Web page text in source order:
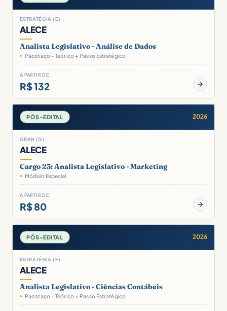
ESTRATÉGIA (E)
ALECE
Analista Legislativo - Análise de Dados
Pacotaço - Teórico + Passo Estratégico
A PARTIR DE
R$ 132
PÓS-EDITAL 2026
GRAN (G)
ALECE
Cargo 23: Analista Legislativo - Marketing
Módulo Especial
A PARTIR DE
R$ 80
PÓS-EDITAL 2026
ESTRATÉGIA (E)
ALECE
Analista Legislativo - Ciências Contábeis
Pacotaço - Teórico + Passo Estratégico